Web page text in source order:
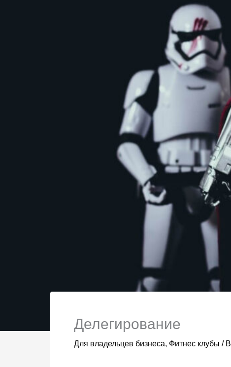
Делегирование
Для владельцев бизнеса, Фитнес клубы /